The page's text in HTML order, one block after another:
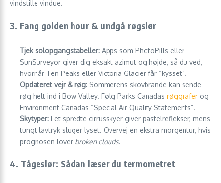
vindstille vindue.
3. Fang golden hour & undgå røgslør
Tjek solopgangstabeller: Apps som PhotoPills eller
SunSurveyor giver dig eksakt azimut og højde, så du ved,
hvornår Ten Peaks eller Victoria Glacier får “kysset”.
Opdateret vejr & røg: Sommerens skovbrande kan sende
røg helt ind i Bow Valley. Følg Parks Canadas røggrafer og
Environment Canadas “Special Air Quality Statements”.
Skytyper: Let spredte cirrusskyer giver pastelreflekser, mens
tungt lavtryk sluger lyset. Overvej en ekstra morgentur, hvis
prognosen lover broken clouds.
4. Tågeslør: Sådan læser du termometret